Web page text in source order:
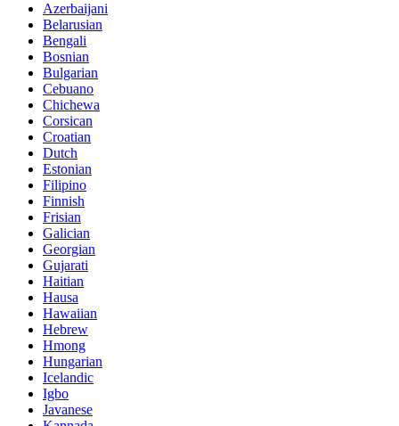
Azerbaijani
Belarusian
Bengali
Bosnian
Bulgarian
Cebuano
Chichewa
Corsican
Croatian
Dutch
Estonian
Filipino
Finnish
Frisian
Galician
Georgian
Gujarati
Haitian
Hausa
Hawaiian
Hebrew
Hmong
Hungarian
Icelandic
Igbo
Javanese